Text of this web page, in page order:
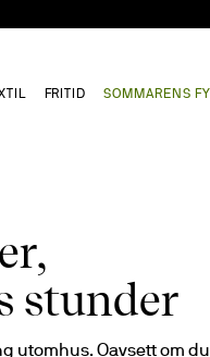
FRITID SOMMARENS
stunder
utomhus. Oavsett om